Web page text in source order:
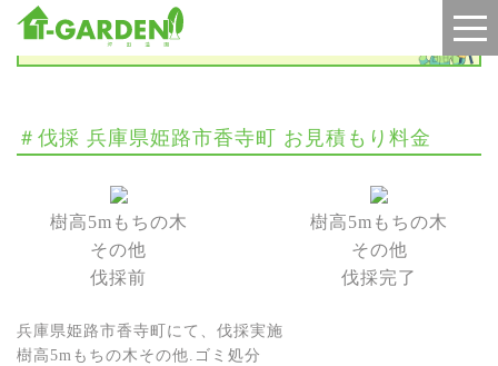
施工実績
＃伐採 兵庫県姫路市香寺町 お見積もり料金
樹高5mもちの木
その他
伐採前
樹高5mもちの木
その他
伐採完了
兵庫県姫路市香寺町にて、伐採実施
樹高5mもちの木その他.ゴミ処分